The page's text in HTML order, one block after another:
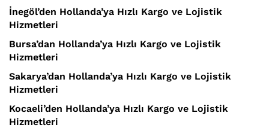
İnegöl’den Hollanda’ya Hızlı Kargo ve Lojistik
Hizmetleri
Bursa’dan Hollanda’ya Hızlı Kargo ve Lojistik
Hizmetleri
Sakarya’dan Hollanda’ya Hızlı Kargo ve Lojistik
Hizmetleri
Kocaeli’den Hollanda’ya Hızlı Kargo ve Lojistik
Hizmetleri